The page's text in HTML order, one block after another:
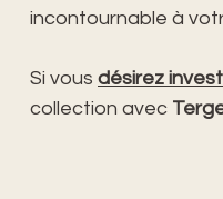
incontournable à
Si vous désirez
collection avec